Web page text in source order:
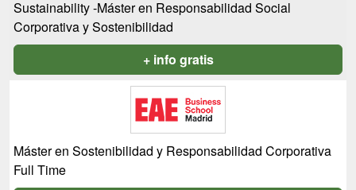
Sustainability -Máster en Responsabilidad Social
Corporativa y Sostenibilidad
+ info gratis
Máster en Sostenibilidad y Responsabilidad Corporativa
Full Time